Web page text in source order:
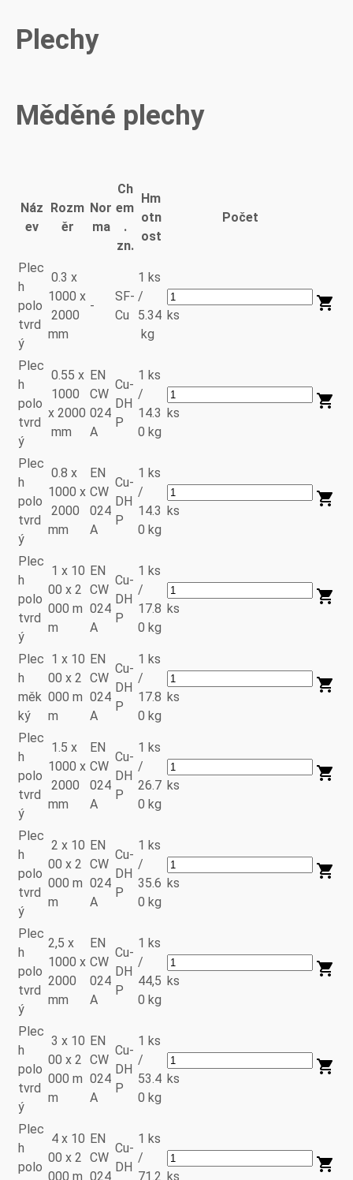
Plechy
Měděné plechy
Náz
ev
Rozm
ěr
Nor
ma
Ch
em
.
zn.
Hm
otn
ost
Počet
Plec
h
polo
tvrd
ý
0.3 x
1000 x
2000
mm
-
SF-
Cu
1 ks
/
5.34
kg
ks
Plec
h
polo
tvrd
ý
0.55 x
1000
x 2000
mm
EN
CW
024
A
Cu-
DH
P
1 ks
/
14.3
0 kg
ks
Plec
h
polo
tvrd
ý
0.8 x
1000 x
2000
mm
EN
CW
024
A
Cu-
DH
P
1 ks
/
14.3
0 kg
ks
Plec
h
polo
tvrd
ý
1 x 10
00 x 2
000 m
m
EN
CW
024
A
Cu-
DH
P
1 ks
/
17.8
0 kg
ks
Plec
h
měk
ký
1 x 10
00 x 2
000 m
m
EN
CW
024
A
Cu-
DH
P
1 ks
/
17.8
0 kg
ks
Plec
h
polo
tvrd
ý
1.5 x
1000 x
2000
mm
EN
CW
024
A
Cu-
DH
P
1 ks
/
26.7
0 kg
ks
Plec
h
polo
tvrd
ý
2 x 10
00 x 2
000 m
m
EN
CW
024
A
Cu-
DH
P
1 ks
/
35.6
0 kg
ks
Plec
h
polo
tvrd
ý
2,5 x
1000 x
2000
mm
EN
CW
024
A
Cu-
DH
P
1 ks
/
44,5
0 kg
ks
Plec
h
polo
tvrd
ý
3 x 10
00 x 2
000 m
m
EN
CW
024
A
Cu-
DH
P
1 ks
/
53.4
0 kg
ks
Plec
h
polo
4 x 10
00 x 2
000 m
EN
CW
024
Cu-
DH
1 ks
/
71.2 ks